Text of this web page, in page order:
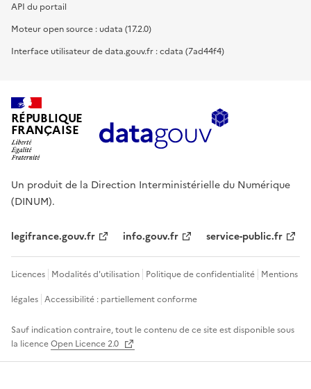
API du portail
Moteur open source : udata (17.2.0)
Interface utilisateur de data.gouv.fr : cdata (7ad44f4)
RÉPUBLIQUE
FRANÇAISE
Un produit de la Direction Interministérielle du Numérique
(DINUM).
legifrance.gouv.fr info.gouv.fr service-public.fr
Licences Modalités d'utilisation Politique de confidentialité Mentions
légales Accessibilité : partiellement conforme
Sauf indication contraire, tout le contenu de ce site est disponible sous
la licenceOpen Licence 2.0